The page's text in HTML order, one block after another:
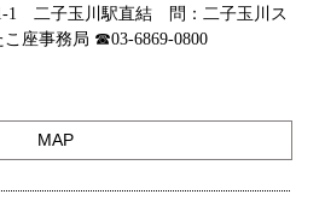
1 二子玉川駅直結 問：二子玉川ス
こ座事務局 ☎03-6869-0800
MAP